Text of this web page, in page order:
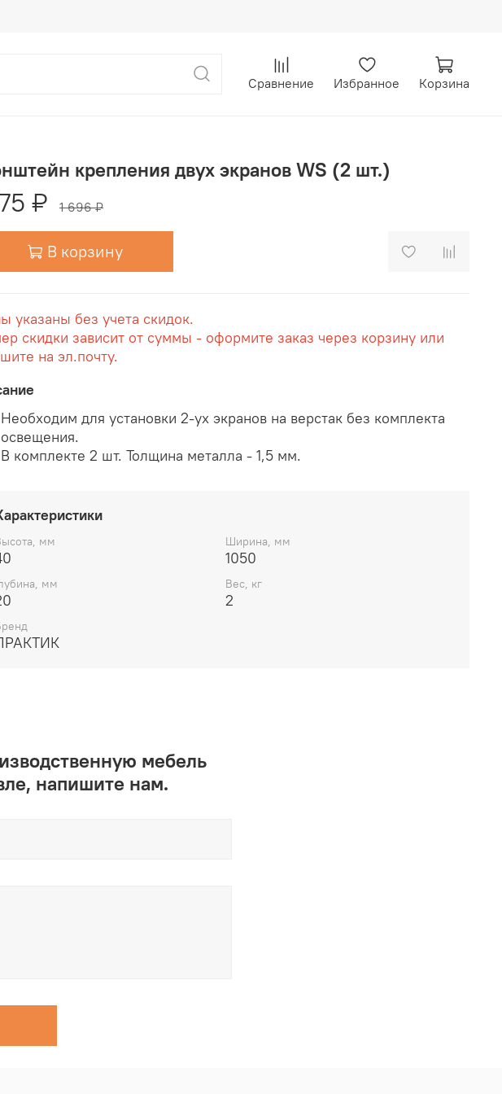
Сравнение Избранное Корзина
крепления двух экранов WS (2 шт.)
₽ 1 696 ₽
В корзину
указаны без учета скидок.
скидки зависит от суммы - оформите заказ через корзину или
на эл.почту.
Необходим для установки 2-ух экранов на верстак без комплекта
освещения.
В комплекте 2 шт. Толщина металла - 1,5 мм.
мм Ширина, мм
1050
мм Вес, кг
2
мебель
напишите нам.